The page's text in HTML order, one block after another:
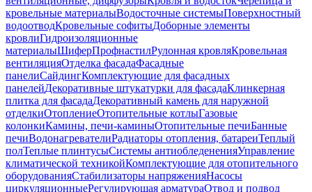
кровельные материалыВодосточные системыПоверхностный
водоотводКровельные софитыДоборные элементы
кровлиГидроизоляционные
материалыШиферПрофнастилРулонная кровляКровельная
вентиляцияОтделка фасадаФасадные
панелиСайдингКомплектующие для фасадных
панелейДекоративные штукатурки для фасадаКлинкерная
плитка для фасадаДекоративный камень для наружной
отделкиОтоплениеОтопительные котлыГазовые
колонкиКамины, печи-каминыОтопительные печиБанные
печиВодонагревателиРадиаторы отопления, батареиТеплый
полТеплые плинтусыСистемы антиобледененияУправление
климатической техникойКомплектующие для отопительного
оборудованияСтабилизаторы напряженияНасосы
циркуляционныеРегулирующая арматураОтвод и подвод